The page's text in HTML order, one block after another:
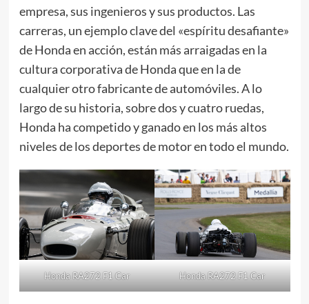
empresa, sus ingenieros y sus productos. Las
carreras, un ejemplo clave del «espíritu desafiante»
de Honda en acción, están más arraigadas en la
cultura corporativa de Honda que en la de
cualquier otro fabricante de automóviles. A lo
largo de su historia, sobre dos y cuatro ruedas,
Honda ha competido y ganado en los más altos
niveles de los deportes de motor en todo el mundo.
Honda RA272 F1 Car Honda RA272 F1 Car